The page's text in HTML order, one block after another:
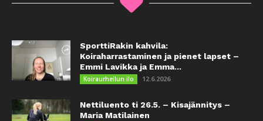
SporttiRakin kahvila:
Koiraharrastaminen ja pienet lapset –
Emmi Lavikka ja Emma...
Koiraurheilun ilo 12.6.2026
Nettiluento ti 26.5. – Kisajännitys –
Maria Matilainen